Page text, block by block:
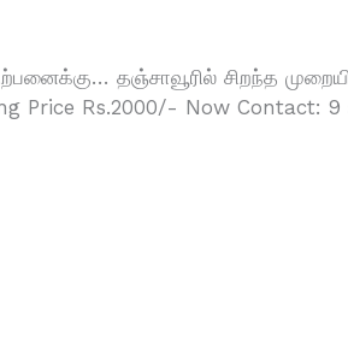
தஞ்சாவூரில் சிறந்த
Rs.2000/- Now Contact: 9